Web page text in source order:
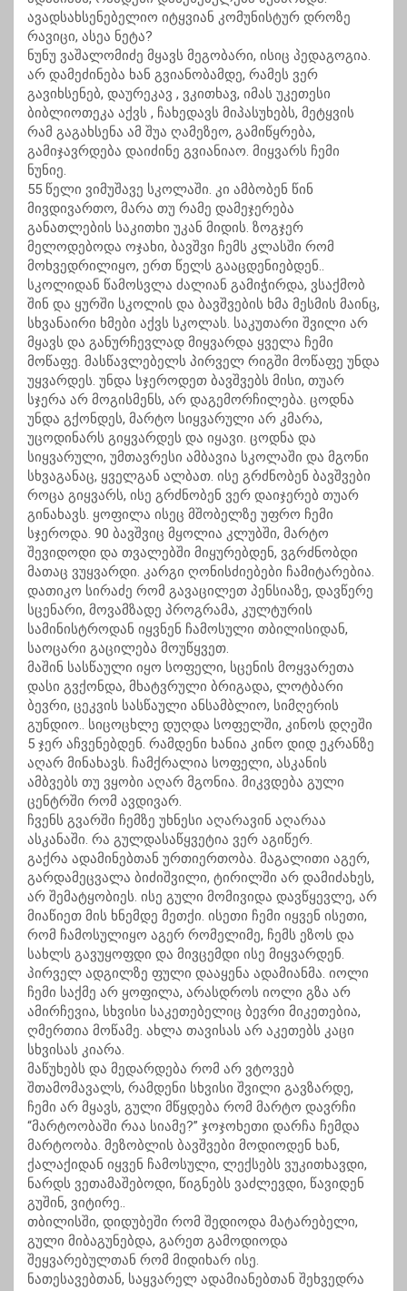
ავადსახსენებელიო იტყვიან კომუნისტურ დროზე
რავიცი, ასეა ნეტა?
ნუნუ ვაშალომიძე მყავს მეგობარი, ისიც პედაგოგია.
არ დამეძინება ხან გვიანობამდე, რამეს ვერ
გავიხსენებ, დაურეკავ , ვკითხავ, იმას უკეთესი
ბიბლიოთეკა აქვს , ჩახედავს მიპასუხებს, მეტყვის
რამ გაგახსენა ამ შუა ღამეზეო, გამიწყრება,
გამიჯავრდება დაიძინე გვიანიაო. მიყვარს ჩემი
ნუნიე.
55 წელი ვიმუშავე სკოლაში. კი ამბობენ წინ
მივდივართო, მარა თუ რამე დამეჯერება
განათლების საკითხი უკან მიდის. ზოგჯერ
მელოდებოდა ოჯახი, ბავშვი ჩემს კლასში რომ
მოხვედრილიყო, ერთ წელს გააცდენიებდენ..
სკოლიდან წამოსვლა ძალიან გამიჭირდა, ვსაქმობ
შინ და ყურში სკოლის და ბავშვების ხმა მესმის მაინც,
სხვანაირი ხმები აქვს სკოლას. საკუთარი შვილი არ
მყავს და განურჩევლად მიყვარდა ყველა ჩემი
მოწაფე. მასწავლებელს პირველ რიგში მოწაფე უნდა
უყვარდეს. უნდა სჯეროდეთ ბავშვებს მისი, თუარ
სჯერა არ მოგისმენს, არ დაგემორჩილება. ცოდნა
უნდა გქონდეს, მარტო სიყვარული არ კმარა,
უცოდინარს გიყვარდეს და იყავი. ცოდნა და
სიყვარული, უმთავრესი ამბავია სკოლაში და მგონი
სხვაგანაც, ყველგან ალბათ. ისე გრძნობენ ბავშვები
როცა გიყვარს, ისე გრძნობენ ვერ დაიჯერებ თუარ
გინახავს. ყოფილა ისეც მშობელზე უფრო ჩემი
სჯეროდა. 90 ბავშვიც მყოლია კლუბში, მარტო
შევიდოდი და თვალებში მიყურებდენ, ვგრძნობდი
მათაც ვუყვარდი. კარგი ღონისძიებები ჩამიტარებია.
დათიკო სირაძე რომ გავაცილეთ პენსიაზე, დავწერე
სცენარი, მოვამზადე პროგრამა, კულტურის
სამინისტროდან იყვნენ ჩამოსული თბილისიდან,
საოცარი გაცილება მოუწყვეთ.
მაშინ სასწაული იყო სოფელი, სცენის მოყვარეთა
დასი გვქონდა, მხატვრული ბრიგადა, ლოტბარი
ბევრი, ცეკვის სასწაული ანსამბლიო, სიმღერის
გუნდიო.. სიცოცხლე დუღდა სოფელში, კინოს დღეში
5 ჯერ აჩვენებდენ. რამდენი ხანია კინო დიდ ეკრანზე
აღარ მინახავს. ჩამქრალია სოფელი, ასკანის
ამბვებს თუ ვყობი აღარ მგონია. მიკვდება გული
ცენტრში რომ ავდივარ.
ჩვენს გვარში ჩემზე უხნესი აღარავინ აღარაა
ასკანაში. რა გულდასაწყვეტია ვერ აგიწერ.
გაქრა ადამინებთან ურთიერთობა. მაგალითი აგერ,
გარდამეცვალა ბიძიშვილი, ტირილში არ დამიძახეს,
არ შემატყობიეს. ისე გული მომივიდა დავწყევლე, არ
მიაწიეთ მის ხნემდე მეთქი. ისეთი ჩემი იყვენ ისეთი,
რომ ჩამოსულიყო აგერ რომელიმე, ჩემს ეზოს და
სახლს გავუყოფდი და მივცემდი ისე მიყვარდენ.
პირველ ადგილზე ფული დააყენა ადამიანმა. იოლი
ჩემი საქმე არ ყოფილა, არასდროს იოლი გზა არ
ამირჩევია, სხვისი საკეთებელიც ბევრი მიკეთებია,
ღმერთია მოწამე. ახლა თავისას არ აკეთებს კაცი
სხვისას კიარა.
მაწუხებს და მედარდება რომ არ ვტოვებ
შთამომავალს, რამდენი სხვისი შვილი გავზარდე,
ჩემი არ მყავს, გული მწყდება რომ მარტო დავრჩი
“მარტოობაში რაა სიამე?” ჯოჯოხეთი დარჩა ჩემდა
მარტოობა. მეზობლის ბავშვები მოდიოდენ ხან,
ქალაქიდან იყვენ ჩამოსული, ლექსებს ვუკითხავდი,
ნარდს ვეთამაშებოდი, წიგნებს ვაძლევდი, წავიდენ
გუშინ, ვიტირე..
თბილისში, დიდუბეში რომ შედიოდა მატარებელი,
გული მიბაგუნებდა, გარეთ გამოდიოდა
შეყვარებულთან რომ მიდიხარ ისე.
ნათესავებთან, საყვარელ ადამიანებთან შეხვედრა